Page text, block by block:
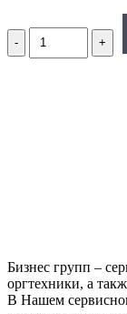
Количество
Ролик
Бизнес групп –
оргтехники, а
В Нашем